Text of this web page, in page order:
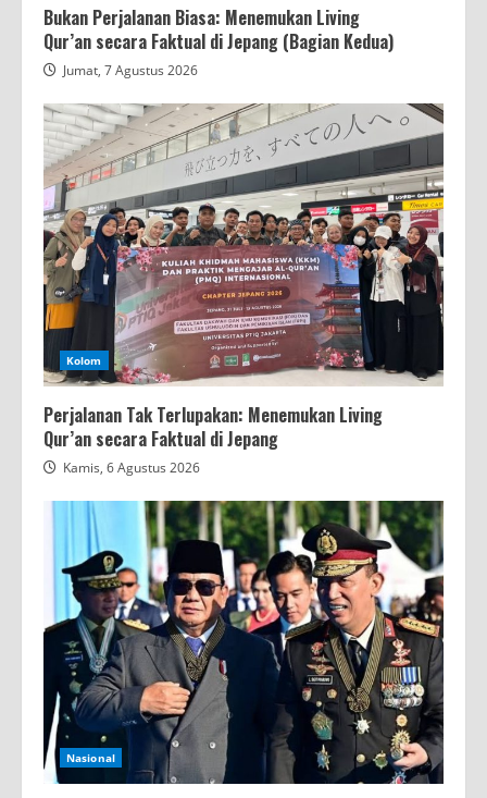
Bukan Perjalanan Biasa: Menemukan Living
Qur’an secara Faktual di Jepang (Bagian Kedua)
Jumat, 7 Agustus 2026
Kolom
Perjalanan Tak Terlupakan: Menemukan Living
Qur’an secara Faktual di Jepang
Kamis, 6 Agustus 2026
Nasional